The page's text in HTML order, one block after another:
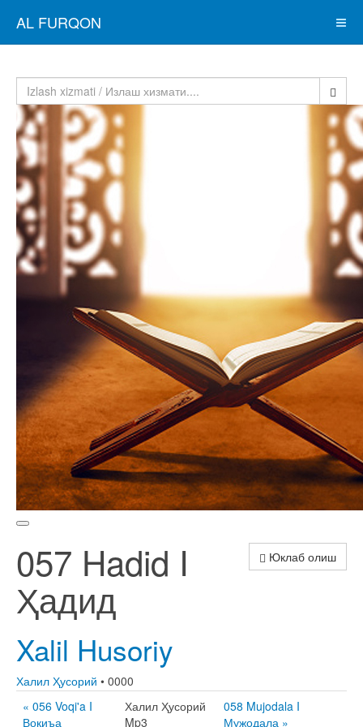
AL FURQON
Юклаб олиш
057 Hadid I
Ҳадид
Xalil Husoriy
Халил Ҳусорий • 0000
« 056 Voqi'a I
Воқиъа
Халил Ҳусорий
Mp3
058 Mujodala I
Мужодала »